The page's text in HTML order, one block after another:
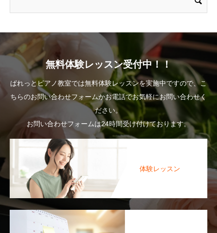
無料体験レッスン受付中！！
ぱれっとピアノ教室では無料体験レッスンを実施中ですので、こ
ちらのお問い合わせフォームかお電話でお気軽にお問い合わせく
ださい。
お問い合わせフォームは24時間受け付けております。
体験レッスン